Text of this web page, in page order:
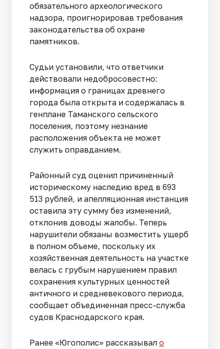
обязательного археологического
надзора, проигнорировав требования
законодательства об охране
памятников.
Судьи установили, что ответчики
действовали недобросовестно:
информация о границах древнего
города была открыта и содержалась в
генплане Таманского сельского
поселения, поэтому незнание
расположения объекта не может
служить оправданием.
Районный суд оценил причиненный
историческому наследию вред в 693
513 рублей, и апелляционная инстанция
оставила эту сумму без изменений,
отклонив доводы жалобы. Теперь
нарушители обязаны возместить ущерб
в полном объеме, поскольку их
хозяйственная деятельность на участке
велась с грубым нарушением правил
сохранения культурных ценностей
античного и средневекового периода,
сообщает объединенная пресс-служба
судов Краснодарского края.
Ранее «Югополис» рассказывал о